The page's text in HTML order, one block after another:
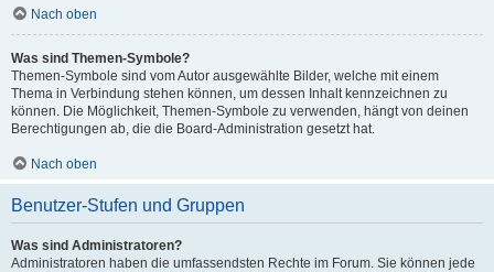
Nach oben
Was sind Themen-Symbole?
Themen-Symbole sind vom Autor ausgewählte Bilder, welche mit einem
Thema in Verbindung stehen können, um dessen Inhalt kennzeichnen zu
können. Die Möglichkeit, Themen-Symbole zu verwenden, hängt von deinen
Berechtigungen ab, die die Board-Administration gesetzt hat.
Nach oben
Benutzer-Stufen und Gruppen
Was sind Administratoren?
Administratoren haben die umfassendsten Rechte im Forum. Sie können jede